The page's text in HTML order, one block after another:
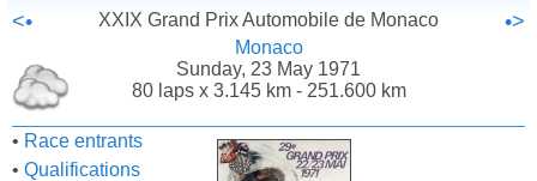
<• XXIX Grand Prix Automobile de Monaco •>
Monaco
Sunday, 23 May 1971
80 laps x 3.145 km - 251.600 km
• Race entrants
• Qualifications